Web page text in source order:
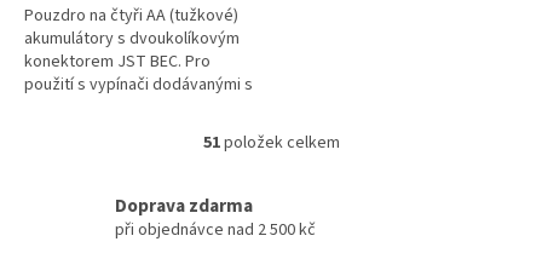
Pouzdro na čtyři AA (tužkové)
akumulátory s dvoukolíkovým
konektorem JST BEC. Pro
použití s vypínači dodávanými s
O
á
51položek celkem
Doprava zdarma
při objednávce nad 2 500 kč